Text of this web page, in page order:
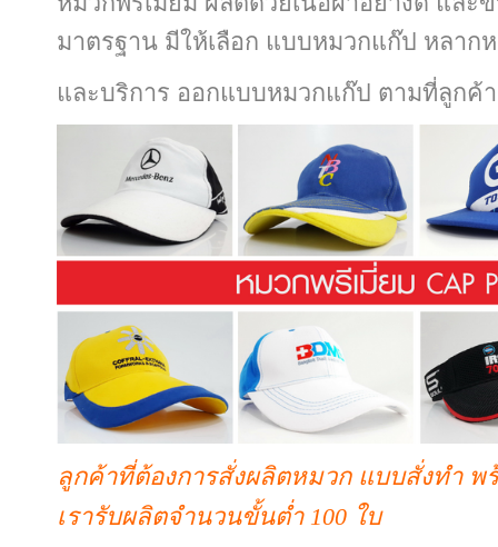
มาตรฐาน มีให้เลือก แบบหมวกแก๊ป หลาก
และบริการ ออกแบบหมวกแก๊ป ตามที่ลูกค้
ลูกค้าที่ต้องการสั่งผลิตหมวก แบบสั่งทำ พ
เรารับผลิตจำนวนขั้นต่ำ 100 ใบ